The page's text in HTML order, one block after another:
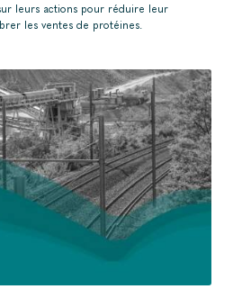
leurs actions pour réduire leur
les ventes de protéines.